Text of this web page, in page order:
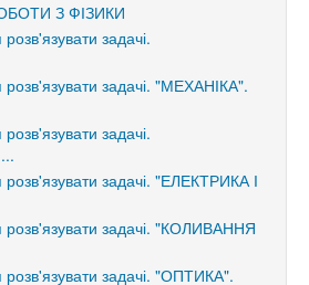
З ФІЗИКИ
задачі.
задачі. "МЕХАНІКА".
задачі.
задачі. "ЕЛЕКТРИКА І
задачі. "КОЛИВАННЯ
задачі. "ОПТИКА".